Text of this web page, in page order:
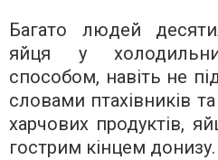
Багато людей
яйця у
способом, навіть не
словами птахівників
харчових продуктів,
гострим кінцем донизу.